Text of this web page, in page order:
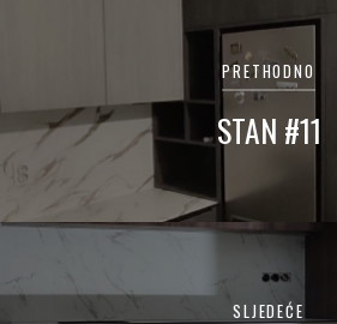
PRETHODNO
STAN #11
SLJEDEĆE